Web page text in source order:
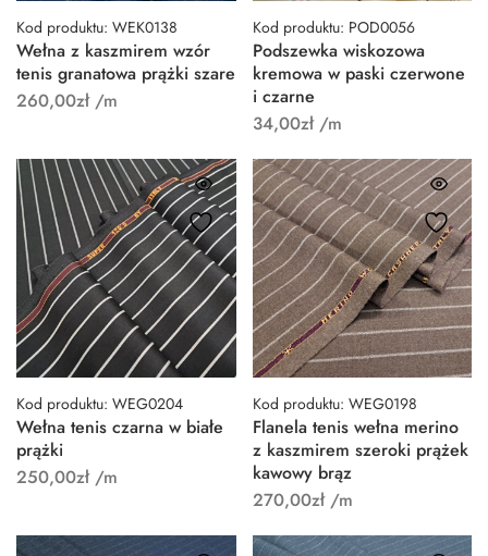
Kod produktu: WEK0138
Wełna z kaszmirem wzór
tenis granatowa prążki szare
260,00zł/m
Kod produktu: POD0056
Podszewka wiskozowa
kremowa w paski czerwone
i czarne
34,00zł/m
Kod produktu: WEG0204
Wełna tenis czarna w białe
prążki
250,00zł/m
Kod produktu: WEG0198
Flanela tenis wełna merino
z kaszmirem szeroki prążek
kawowy brąz
270,00zł/m